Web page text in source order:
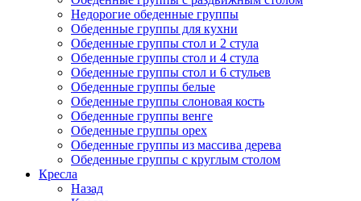
Недорогие обеденные группы
Обеденные группы для кухни
Обеденные группы стол и 2 стула
Обеденные группы стол и 4 стула
Обеденные группы стол и 6 стульев
Обеденные группы белые
Обеденные группы слоновая кость
Обеденные группы венге
Обеденные группы орех
Обеденные группы из массива дерева
Обеденные группы с круглым столом
Кресла
Назад